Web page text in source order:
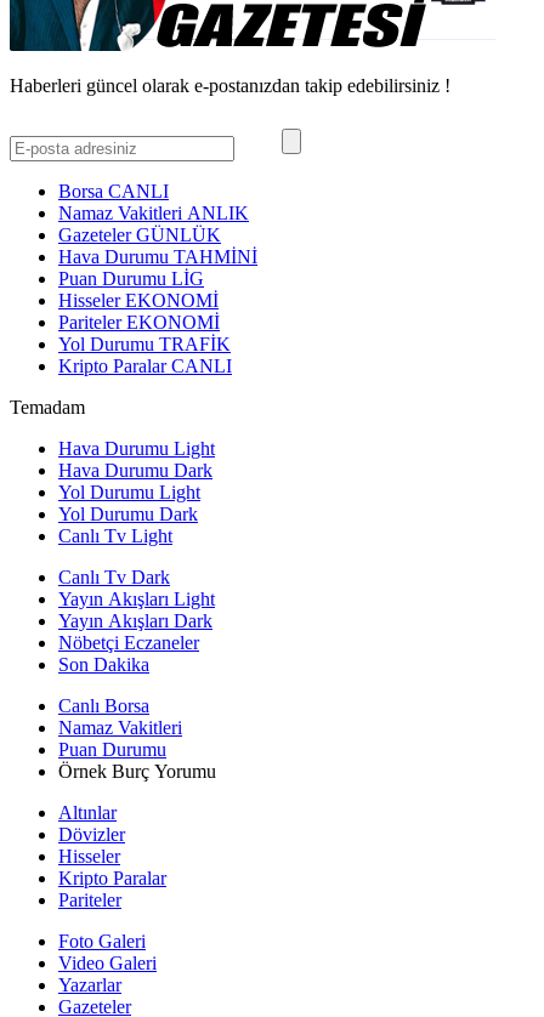
Haberleri güncel olarak e-postanızdan takip edebilirsiniz !
Borsa CANLI
Namaz Vakitleri ANLIK
GazetelerGÜNLÜK
Hava Durumu TAHMİNİ
Puan Durumu LİG
HisselerEKONOMİ
ParitelerEKONOMİ
Yol Durumu TRAFİK
Kripto ParalarCANLI
Temadam
Hava Durumu Light
Hava Durumu Dark
Yol Durumu Light
Yol Durumu Dark
Canlı Tv Light
Canlı Tv Dark
Yayın Akışları Light
Yayın Akışları Dark
Nöbetçi Eczaneler
Son Dakika
Canlı Borsa
Namaz Vakitleri
Puan Durumu
Örnek Burç Yorumu
Altınlar
Dövizler
Hisseler
Kripto Paralar
Pariteler
Foto Galeri
Video Galeri
Yazarlar
Gazeteler